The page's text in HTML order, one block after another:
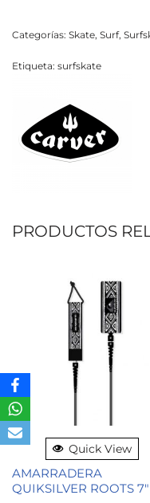
Categorías: Skate, Surf,
Etiqueta: surfskate
PRODUCTOS
Quick View
AMARRADERA
QUIKSILVER ROOTS 7″